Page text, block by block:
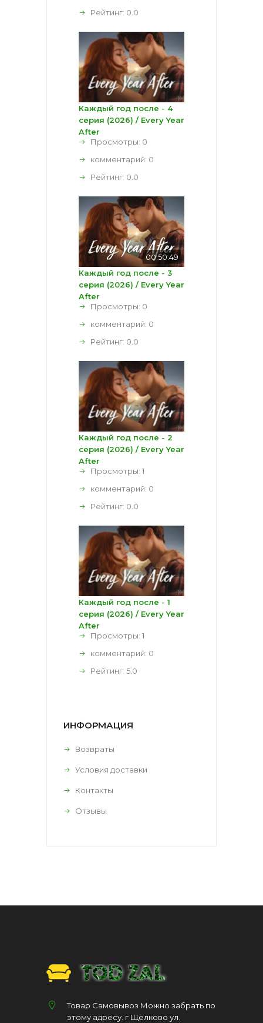
Рейтинг: 0.0
Каждый год после - 4
серия (2026) / Every Year
After
Просмотры: 0
комментарий: 0
Рейтинг: 0.0
00:50:49
Каждый год после - 3
серия (2026) / Every Year
After
Просмотры: 0
комментарий: 0
Рейтинг: 0.0
Каждый год после - 2
серия (2026) / Every Year
After
Просмотры: 1
комментарий: 0
Рейтинг: 0.0
Каждый год после - 1
серия (2026) / Every Year
After
Просмотры: 1
комментарий: 0
Рейтинг: 5.0
ИНФОРМАЦИЯ
Возвраты
Условия доставки
Контакты
Отзывы
Товар Самовывоз Можно забрать по
этому адресу. г Щелково ул.